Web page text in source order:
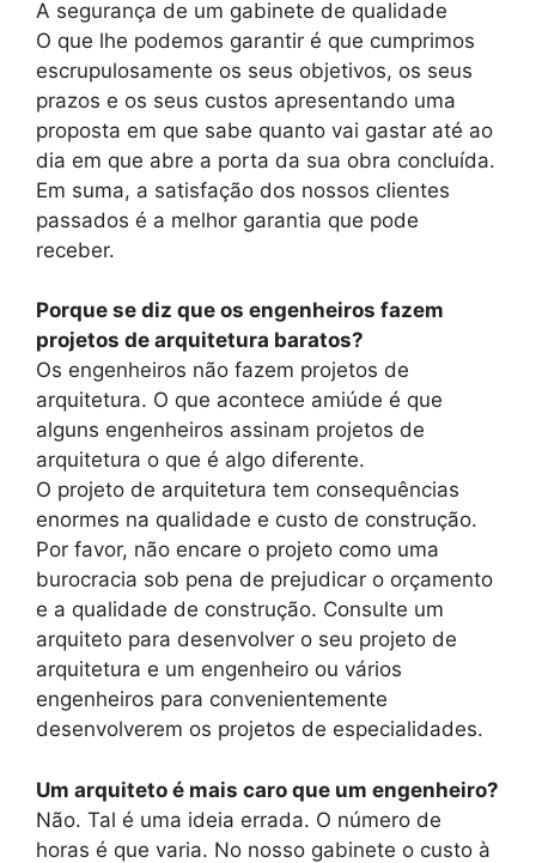
A segurança de um gabinete de qualidade
O que lhe podemos garantir é que cumprimos
escrupulosamente os seus objetivos, os seus
prazos e os seus custos apresentando uma
proposta em que sabe quanto vai gastar até ao
dia em que abre a porta da sua obra concluída.
Em suma, a satisfação dos nossos clientes
passados é a melhor garantia que pode
receber.
Porque se diz que os engenheiros fazem
projetos de arquitetura baratos?
Os engenheiros não fazem projetos de
arquitetura. O que acontece amiúde é que
alguns engenheiros assinam projetos de
arquitetura o que é algo diferente.
O projeto de arquitetura tem consequências
enormes na qualidade e custo de construção.
Por favor, não encare o projeto como uma
burocracia sob pena de prejudicar o orçamento
e a qualidade de construção. Consulte um
arquiteto para desenvolver o seu projeto de
arquitetura e um engenheiro ou vários
engenheiros para convenientemente
desenvolverem os projetos de especialidades.
Um arquiteto é mais caro que um engenheiro?
Não. Tal é uma ideia errada. O número de
horas é que varia. No nosso gabinete o custo à